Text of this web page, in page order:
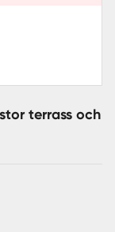
terrass och